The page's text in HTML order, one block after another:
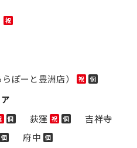
祝
ぽーと豊洲店）
祝 個
個 荻窪 祝 個
吉祥寺
個 府中 個